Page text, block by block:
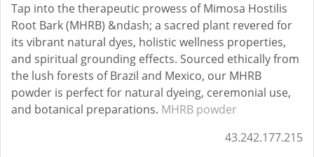
Tap into the therapeutic prowess of Mimosa Hostilis
Root Bark (MHRB) &ndash; a sacred plant revered for
its vibrant natural dyes, holistic wellness properties,
and spiritual grounding effects. Sourced ethically from
the lush forests of Brazil and Mexico, our MHRB
powder is perfect for natural dyeing, ceremonial use,
and botanical preparations. MHRB powder
43.242.177.215